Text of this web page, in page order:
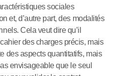
sociales
et, d’autre part, des modalités
Cela veut dire qu’il
des charges précis, mais
des aspects quantitatifs, mais
envisageable que le seul